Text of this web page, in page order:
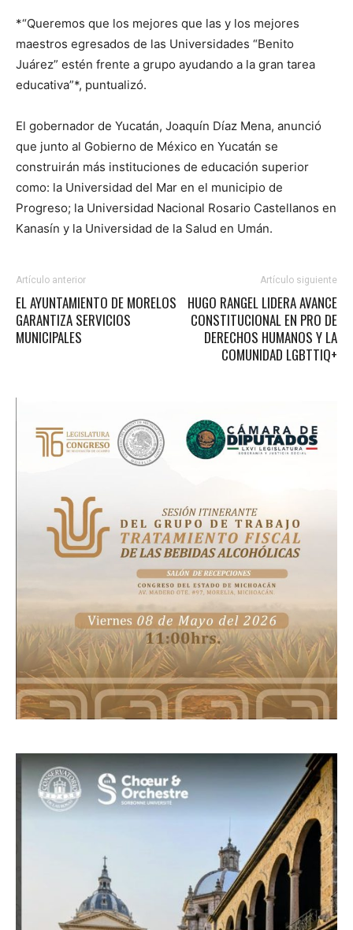
*“Queremos que los mejores que las y los mejores
maestros egresados de las Universidades “Benito
Juárez” estén frente a grupo ayudando a la gran tarea
educativa”*, puntualizó.
El gobernador de Yucatán, Joaquín Díaz Mena, anunció
que junto al Gobierno de México en Yucatán se
construirán más instituciones de educación superior
como: la Universidad del Mar en el municipio de
Progreso; la Universidad Nacional Rosario Castellanos en
Kanasín y la Universidad de la Salud en Umán.
Artículo anterior
EL AYUNTAMIENTO DE MORELOS
GARANTIZA SERVICIOS
MUNICIPALES
Artículo siguiente
HUGO RANGEL LIDERA AVANCE
CONSTITUCIONAL EN PRO DE
DERECHOS HUMANOS Y LA
COMUNIDAD LGBTTIQ+